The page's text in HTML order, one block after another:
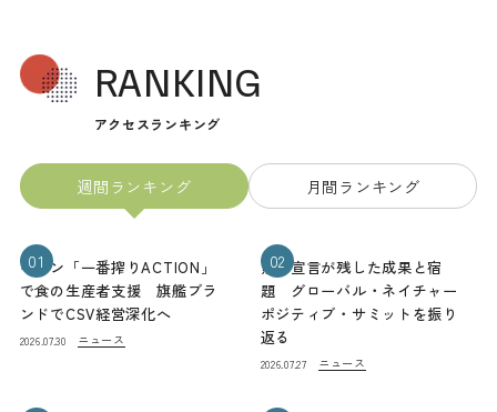
RANKING
アクセスランキング
週間ランキング 月間ランキング
01
キリン「一番搾りACTION」
で食の生産者支援 旗艦ブラ
ンドでCSV経営深化へ
2026.07.30 ニュース
02
熊本宣言が残した成果と宿
題 グローバル・ネイチャー
ポジティブ・サミットを振り
返る
2026.07.27 ニュース